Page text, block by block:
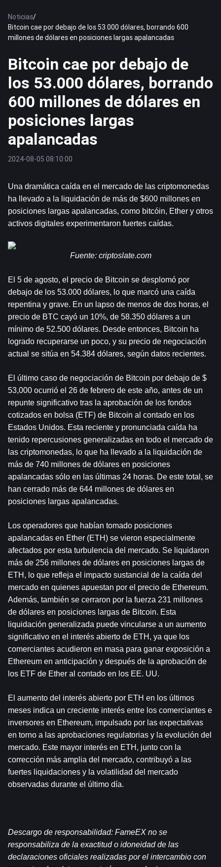
Noticias/
Bitcoin cae por debajo de los 53.000 dólares, borrando 600
millones de dólares en posiciones largas apalancadas
Bitcoin cae por debajo de
los 53.000 dólares, borrando
600 millones de dólares en
posiciones largas
apalancadas
2024-08-05 08:10:00
Una dramática caída en el mercado de las criptomonedas
ha llevado a la liquidación de más de $600 millones en
posiciones largas apalancadas, como bitcóin, Ether y otros
activos digitales experimentaron fuertes caídas.
Fuente: criptoslate.com
El 5 de agosto, el precio de Bitcoin se desplomó por
debajo de los 53.000 dólares, lo que marcó una caída
repentina y grave. En un lapso de menos de dos horas, el
precio de BTC cayó un 10%, de 58.350 dólares a un
mínimo de 52.500 dólares. Desde entonces, Bitcoin ha
logrado recuperarse un poco, y su precio de negociación
actual se sitúa en 54.384 dólares, según datos recientes.
El último caso de negociación de Bitcoin por debajo de $
53,000 ocurrió el 26 de febrero de este año, antes de un
repunte significativo tras la aprobación de los fondos
cotizados en bolsa (ETF) de Bitcoin al contado en los
Estados Unidos. Esta reciente y pronunciada caída ha
tenido repercusiones generalizadas en todo el mercado de
las criptomonedas, lo que ha llevado a la liquidación de
más de 740 millones de dólares en posiciones
apalancadas sólo en las últimas 24 horas. De este total, se
han cerrado más de 644 millones de dólares en
posiciones largas apalancadas.
Los operadores que habían tomado posiciones
apalancadas en Ether (ETH) se vieron especialmente
afectados por esta turbulencia del mercado. Se liquidaron
más de 256 millones de dólares en posiciones largas de
ETH, lo que refleja el impacto sustancial de la caída del
mercado en quienes apuestan por el precio de Ethereum.
Además, también se cerraron por la fuerza 231 millones
de dólares en posiciones largas de Bitcoin. Esta
liquidación generalizada puede vincularse a un aumento
significativo en el interés abierto de ETH, ya que los
comerciantes acudieron en masa para ganar exposición a
Ethereum en anticipación y después de la aprobación de
los ETF de Ether al contado en los EE. UU.
El aumento del interés abierto por ETH en los últimos
meses indica un creciente interés entre los comerciantes e
inversores en Ethereum, impulsado por las expectativas
en torno a las aprobaciones regulatorias y la evolución del
mercado. Este mayor interés en ETH, junto con la
corrección más amplia del mercado, contribuyó a las
fuertes liquidaciones y la volatilidad del mercado
observadas durante el último día.
Descargo de responsabilidad: FameEX no se
responsabiliza de la exactitud o idoneidad de las
declaraciones oficiales realizadas por el intercambio con